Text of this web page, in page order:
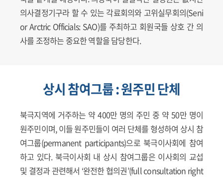
의사결정기구라 할 수 있는 각료회의와 고위실무회의(Seni
or Arctric Officials: SAO)를 주최하고 회원국들 상호 간 의
사를 조정하는 중요한 역할을 담당한다.
상시 참여그룹 : 원주민 단체
북극지역에 거주하는 약 400만 명의 주민 중 약 50만 명이
원주민이며, 이들 원주민들이 여러 단체를 형성하여 상시 참
여그룹(permanent participants)으로 북극이사회에 참여
하고 있다. 북극이사회 내 상시 참여그룹은 이사회의 교섭
및 결정과 관련해서 ‘완전한 협의권’(full consultation right